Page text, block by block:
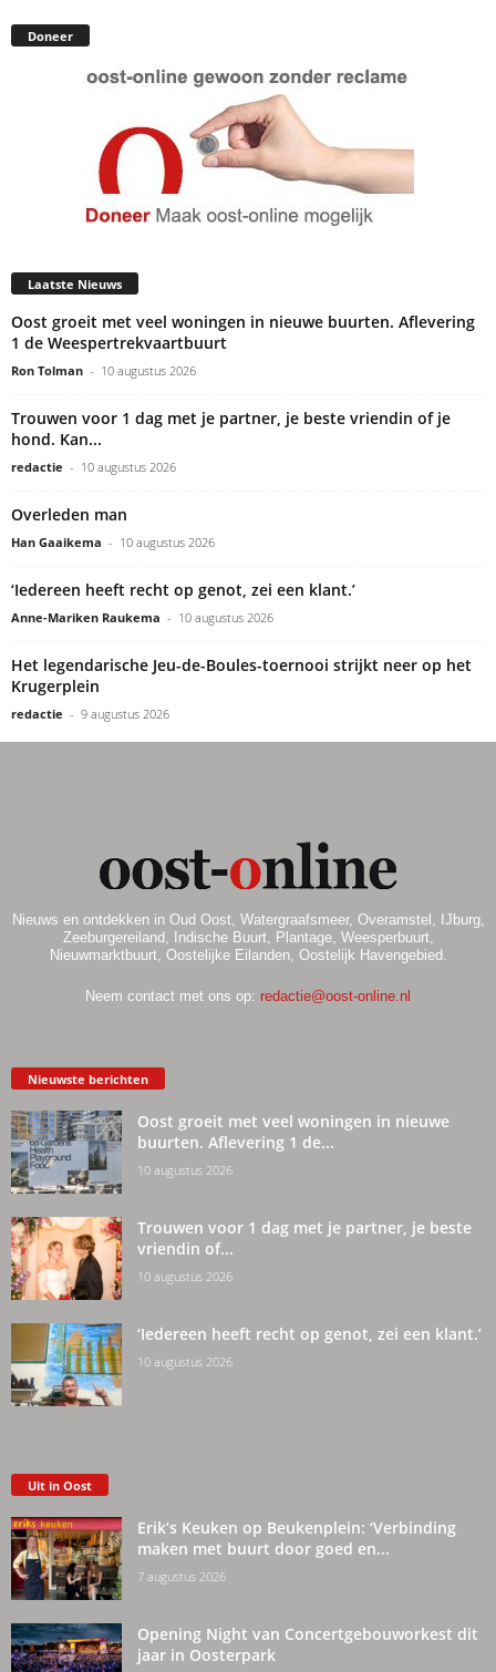
Doneer
Laatste Nieuws
Oost groeit met veel woningen in nieuwe buurten. Aflevering
1 de Weespertrekvaartbuurt
Ron Tolman - 10 augustus 2026
Trouwen voor 1 dag met je partner, je beste vriendin of je
hond. Kan...
redactie - 10 augustus 2026
Overleden man
Han Gaaikema - 10 augustus 2026
‘Iedereen heeft recht op genot, zei een klant.’
Anne-Mariken Raukema - 10 augustus 2026
Het legendarische Jeu-de-Boules-toernooi strijkt neer op het
Krugerplein
redactie - 9 augustus 2026
Nieuws en ontdekken in Oud Oost, Watergraafsmeer, Overamstel, IJburg,
Zeeburgereiland, Indische Buurt, Plantage, Weesperbuurt,
Nieuwmarktbuurt, Oostelijke Eilanden, Oostelijk Havengebied.
Neem contact met ons op: redactie@oost-online.nl
Nieuwste berichten
Oost groeit met veel woningen in nieuwe
buurten. Aflevering 1 de...
10 augustus 2026
Trouwen voor 1 dag met je partner, je beste
vriendin of...
10 augustus 2026
‘Iedereen heeft recht op genot, zei een klant.’
10 augustus 2026
Uit in Oost
Erik’s Keuken op Beukenplein: ‘Verbinding
maken met buurt door goed en...
7 augustus 2026
Opening Night van Concertgebouworkest dit
jaar in Oosterpark